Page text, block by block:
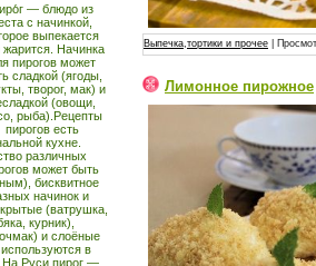
— блюдо из
с начинкой,
выпекается
жарится. Начинка
пирогов может
сладкой (ягоды,
творог, мак) и
(овощи,
рыба).Рецепты
пирогов есть
кухне.
различных
может быть
бисквитное
начинок и
(ватрушка,
курник),
и слоёные
в
На Руси пирог —
Выпечка,тортики и прочее |
Лимонное пирожное